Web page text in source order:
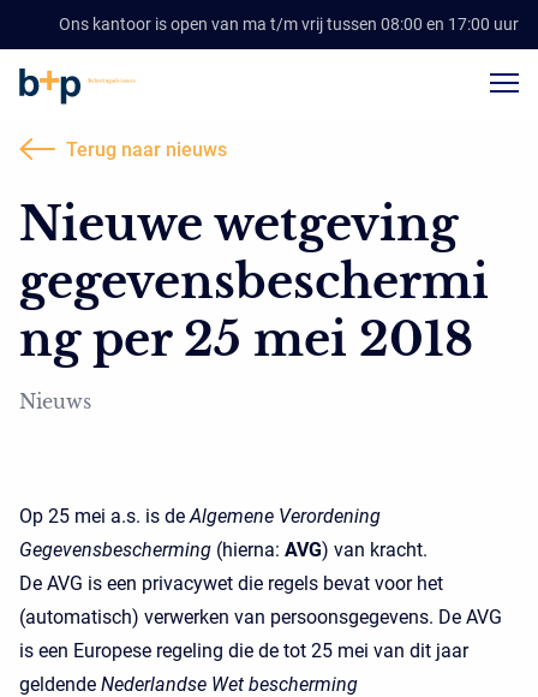
Ons kantoor is open van ma t/m vrij tussen 08:00 en 17:00 uur
Terug naar nieuws
Nieuwe wetgeving
gegevensbeschermi
ng per 25 mei 2018
Nieuws
Op 25 mei a.s. is deAlgemene Verordening
Gegevensbescherming (hierna: AVG) van kracht.
De AVG is een privacywet die regels bevat voor het
(automatisch) verwerken van persoonsgegevens. De AVG
is een Europese regeling die de tot 25 mei van dit jaar
geldende Nederlandse Wet bescherming